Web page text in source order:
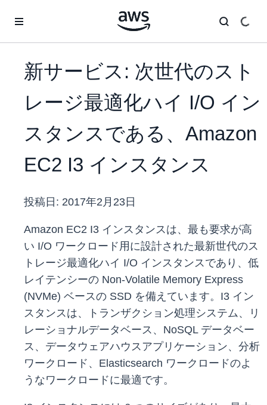
新サービス: 次世代のスト
レージ最適化ハイ I/O イン
スタンスである、Amazon
EC2 I3 インスタンス
投稿日: 2017年2月23日
Amazon EC2 I3 インスタンスは、最も要求が高
い I/O ワークロード用に設計された最新世代のス
トレージ最適化ハイ I/O インスタンスであり、低
レイテンシーの Non-Volatile Memory Express
(NVMe) ベースの SSD を備えています。I3 イン
スタンスは、トランザクション処理システム、リ
レーショナルデータベース、NoSQL データベー
ス、データウェアハウスアプリケーション、分析
ワークロード、Elasticsearch ワークロードのよ
うなワークロードに最適です。